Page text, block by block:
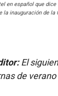
en español que
inauguración de
El
de